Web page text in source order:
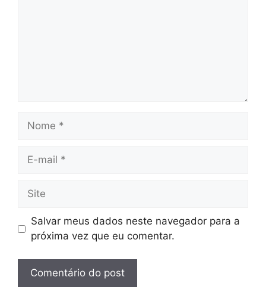
Nome
Site
Salvar meus dados neste navegador para a
próxima vez que eu comentar.